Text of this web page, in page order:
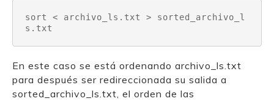
sort < archivo_ls.txt > sorted_archivo_l
s.txt
En este caso se está ordenando archivo_ls.txt
para después ser redireccionada su salida a
sorted_archivo_ls.txt, el orden de las